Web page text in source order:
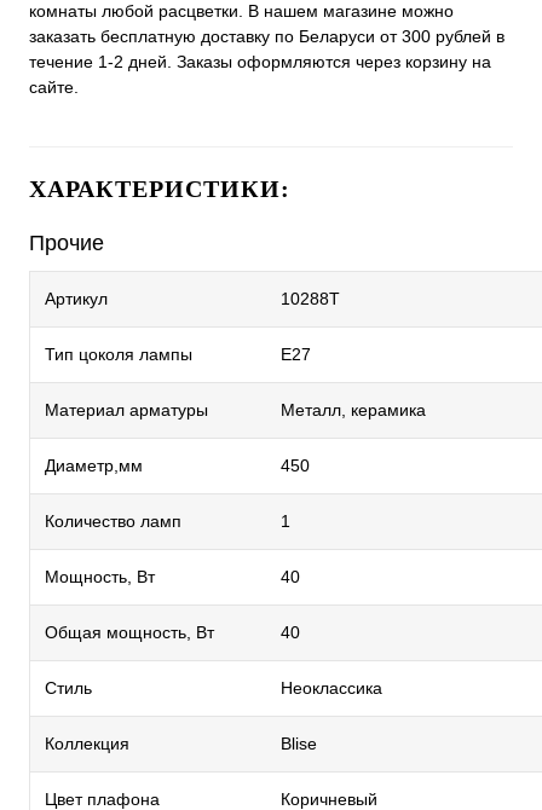
комнаты любой расцветки. В нашем магазине можно
заказать бесплатную доставку по Беларуси от 300 рублей в
течение 1-2 дней. Заказы оформляются через корзину на
сайте.
ХАРАКТЕРИСТИКИ:
Прочие
Артикул 10288T
Тип цоколя лампы E27
Материал арматуры Металл, керамика
Диаметр,мм 450
Количество ламп 1
Мощность, Вт 40
Общая мощность, Вт 40
Стиль Неоклассика
Коллекция Blise
Цвет плафона Коричневый